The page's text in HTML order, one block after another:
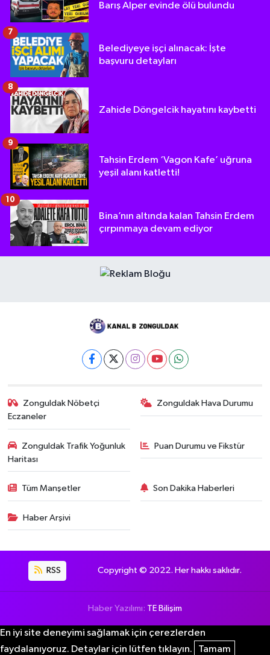
Barış Alper evinde ölü bulundu
Belediyeye işçi alınacak: İşte
başvuru detayları
7
Zahide Döngelcik hayatını kaybetti
8
Tahsin Erdem ‘Vagon Kafe’ uğruna
yeşil alanı katletti!
9
Bina’nın altında kalan Tahsin Erdem
çırpınmaya devam ediyor
10
Zonguldak Nöbetçi
Eczaneler
Zonguldak Hava Durumu
Zonguldak Trafik Yoğunluk
Haritası
Puan Durumu ve Fikstür
Tüm Manşetler Son Dakika Haberleri
Haber Arşivi
RSS Copyright © 2022. Her hakkı saklıdır.
Haber Yazılımı: TE Bilişim
En iyi site deneyimi sağlamak için çerezlerden
faydalanıyoruz. Detaylar için lütfen tıklayın.
Tamam